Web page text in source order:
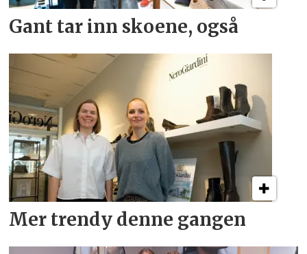
Gant tar inn skoene, også
Mer trendy denne gangen